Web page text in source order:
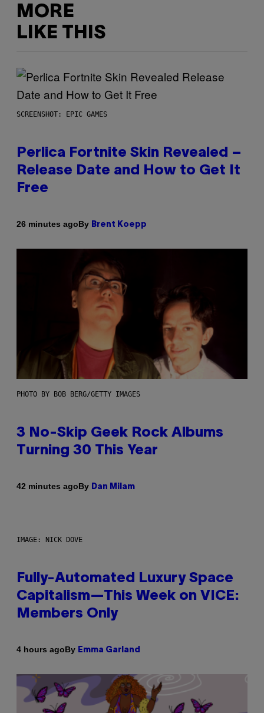
MORE
LIKE THIS
SCREENSHOT: EPIC GAMES
Perlica Fortnite Skin Revealed –
Release Date and How to Get It
Free
26 minutes agoBy Brent Koepp
PHOTO BY BOB BERG/GETTY IMAGES
3 No-Skip Geek Rock Albums
Turning 30 This Year
42 minutes agoBy Dan Milam
IMAGE: NICK DOVE
Fully-Automated Luxury Space
Capitalism—This Week on VICE:
Members Only
4 hours agoBy Emma Garland